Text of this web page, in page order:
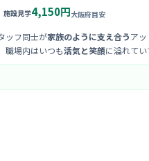
施設見学4,150円大阪府目安
ッフ同士が家族のように支え合うアッ
職場内はいつも活気と笑顔に溢れてい
する文化があり、心の通ったケアを重